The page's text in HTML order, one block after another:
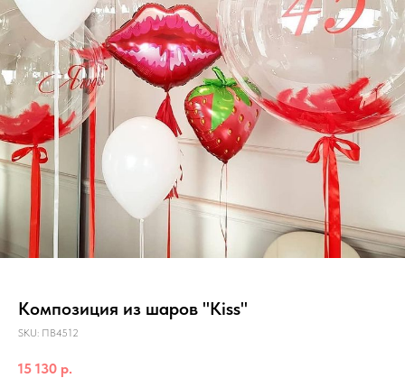
Композиция из шаров "Kiss"
SKU: ПВ4512
15 130 р.